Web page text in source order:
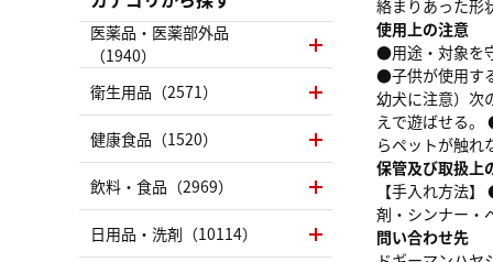
絡まりあった形
使用上の注意
●用途・対象を
●子供が使用す
幼犬に注意）次
えで遊ばせる
らペットが触
保管及び取扱上
【手入れ方法
剤・シンナー・
問い合わせ先
医薬品・医薬部外品
（1940）
衛生用品（2571）
健康食品（1520）
飲料・食品（2969）
日用品・洗剤（10114）